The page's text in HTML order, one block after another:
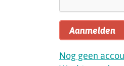
Aanmelden
Nog geen